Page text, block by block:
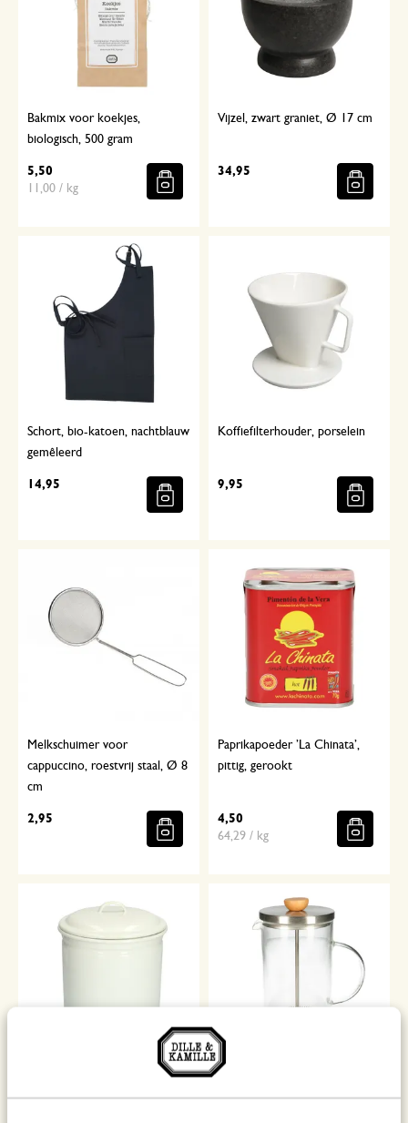
Bakmix voor koekjes,
biologisch, 500 gram
5,50
11,00 / kg
Vijzel, zwart graniet, Ø 17 cm
34,95
Schort, bio-katoen, nachtblauw
gemêleerd
14,95
Koffiefilterhouder, porselein
9,95
Melkschuimer voor
cappuccino, roestvrij staal, Ø 8
cm
2,95
Paprikapoeder ’La Chinata’,
pittig, gerookt
4,50
64,29 / kg
Opbergblik, emaille, wit, Ø 14
cm
roestvrijstaal, thee/koffie, 1 L